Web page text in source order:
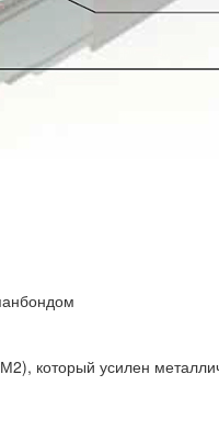
который усилен